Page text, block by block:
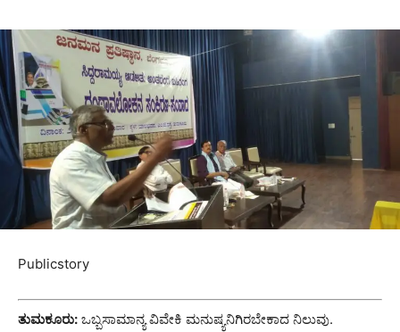
Publicstory
ತುಮಕೂರು: ಒಬ್ಬಸಾಮಾನ್ಯ ವಿವೇಕಿ ಮನುಷ್ಯನಿಗಿರಬೇಕಾದ ನಿಲುವು.